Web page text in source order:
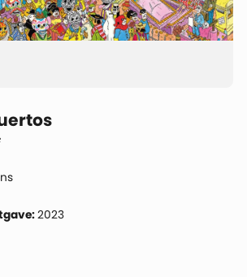
2023